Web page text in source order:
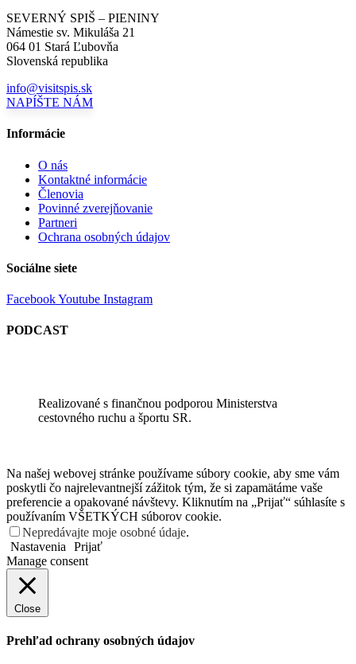
SEVERNÝ SPIŠ – PIENINY
Námestie sv. Mikuláša 21
064 01 Stará Ľubovňa
Slovenská republika
info@visitspis.sk
NAPÍŠTE NÁM
Informácie
O nás
Kontaktné informácie
Členovia
Povinné zverejňovanie
Partneri
Ochrana osobných údajov
Sociálne siete
FacebookYoutube Instagram
PODCAST
Realizované s finančnou podporou Ministerstva
cestovného ruchu a športu SR.
Na našej webovej stránke používame súbory cookie, aby sme vám
poskytli čo najrelevantnejší zážitok tým, že si zapamätáme vaše
preferencie a opakované návštevy. Kliknutím na „Prijať“ súhlasíte s
používaním VŠETKÝCH súborov cookie.
Nepredávajte moje osobné údaje.
Nastavenia
Prijať
Manage consent
Close
Prehľad ochrany osobných údajov